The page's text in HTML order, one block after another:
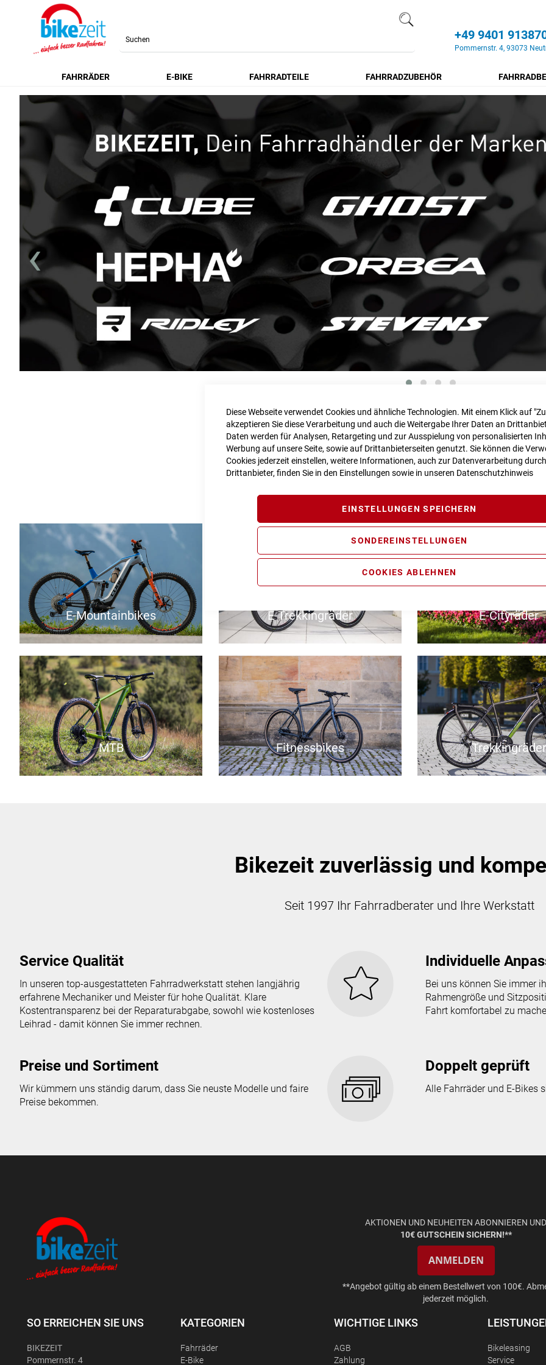
Diese Webseite verwendet Cookies und ähnliche Technologien. Mit einem Klick auf
akzeptieren Sie diese Verarbeitung und auch die Weitergabe Ihrer Daten an
Daten werden für Analysen, Retargeting und zur Ausspielung von personalisierten
Werbung auf unsere Seite, sowie auf Drittanbieterseiten genutzt. Sie können die
Cookies jederzeit einstellen, weitere Informationen, auch zur Datenverarbeitung durch
Drittanbieter, finden Sie in den Einstellungen sowie in unseren Datenschutzhinweis
EINSTELLUNGEN SPEICHERN
SONDEREINSTELLUNGEN
COOKIES ABLEHNEN
+49 9401
Pommernstr. 4, 93073
FAHRRÄDER E-BIKE FAHRRADTEILE FAHRRADZUBEHÖR
‹
Seit unserer Gründung im Jahr 1997 sind wir eines der
Fachgeschäfte im Raum Regensburg. Unser größtes Anliegen
sich auf Ihrem Rad wohlfühlen und damit Spaß haben!
E-Mountainbikes E-Trekkingräder E-Cityräder
MTB Fitnessbikes Trekkingräder
Bikezeit zuverlässig und
Seit 1997 Ihr Fahrradberater und Ihre Werkstatt
Service Qualität
In unseren top-ausgestatteten Fahrradwerkstatt stehen langjährig
erfahrene Mechaniker und Meister für hohe Qualität. Klare
Kostentransparenz bei der Reparaturabgabe, sowohl wie kostenloses
Leihrad - damit können Sie immer rechnen.
Individuelle
Bei uns können Sie immer
Rahmengröße und
Fahrt komfortabel zu
Preise und Sortiment
Wir kümmern uns ständig darum, dass Sie neuste Modelle und faire
Preise bekommen.
Doppelt geprüft
Alle Fahrräder und E-Bikes
AKTIONEN UND NEUHEITEN ABONNIEREN UND
10€ GUTSCHEIN SICHERN!**
ANMELDEN
**Angebot gültig ab einem Bestellwert von 100€.
jederzeit möglich.
SO ERREICHEN SIE UNS
BIKEZEIT
Pommernstr. 4
KATEGORIEN
Fahrräder
E-Bike
WICHTIGE LINKS
AGB
Zahlung
Bikeleasing
Service